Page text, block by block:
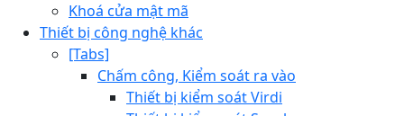
Khoá cửa mật mã
Thiết bị công nghệ khác
[Tabs]
Chấm công, Kiểm soát ra vào
Thiết bị kiểm soát Virdi